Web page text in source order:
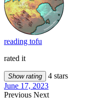
reading tofu
rated it
Show rating
4 stars
June 17, 2023
Previous Next